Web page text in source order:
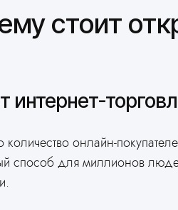
через
стоит
интернет-
количество онлайн-
способ для миллионов